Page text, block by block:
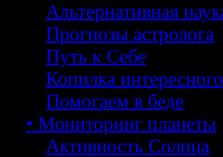
Альтернативная
Прогнозы астролога
Путь к Себе
Копилка интересного
Помогаем в беде
• Мониторинг планеты
Активность Солнца